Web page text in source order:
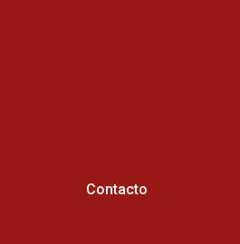
Contacto